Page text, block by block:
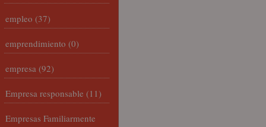
empleo (37)
emprendimiento (0)
empresa (92)
Empresa responsable (11)
Empresas Familiarmente